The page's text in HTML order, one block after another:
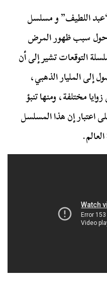
“عبد اللطيف” و مسلسل
سبب ظهور المرض
التوقعات تشير إلى أن
إلى المليار الذهبي،
مختلفة، ومنها تنبؤ
اعتبار إن هذا المسلسل